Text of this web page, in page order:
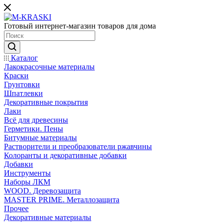
Готовый интернет-магазин товаров для дома
Каталог
Лакокрасочные материалы
Краски
Грунтовки
Шпатлевки
Декоративные покрытия
Лаки
Всё для древесины
Герметики. Пены
Битумные материалы
Растворители и преобразователи ржавчины
Колоранты и декоративные добавки
Добавки
Инструменты
Наборы ЛКМ
WOOD. Деревозащита
MASTER PRIME. Металлозащита
Прочее
Декоративные материалы